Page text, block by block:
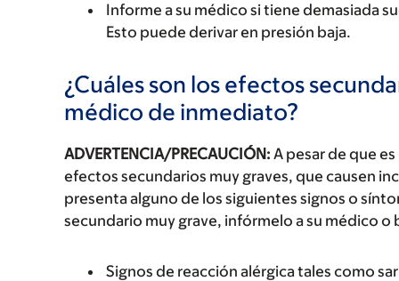
Informe a su médico si tiene demasiada
Esto puede derivar en presión baja.
¿Cuáles son los efectos
médico de inmediato?
ADVERTENCIA/PRECAUCIÓN: A pesar de que
efectos secundarios muy graves, que causen
presenta alguno de los siguientes signos o
secundario muy grave, infórmelo a su médico
Signos de reacción alérgica tales como